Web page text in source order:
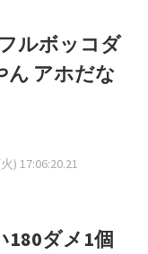
ルボッコダ
ん アホだな
) 17:06:20.21
180ダメ1個